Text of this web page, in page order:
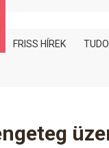
FRISS HÍREK